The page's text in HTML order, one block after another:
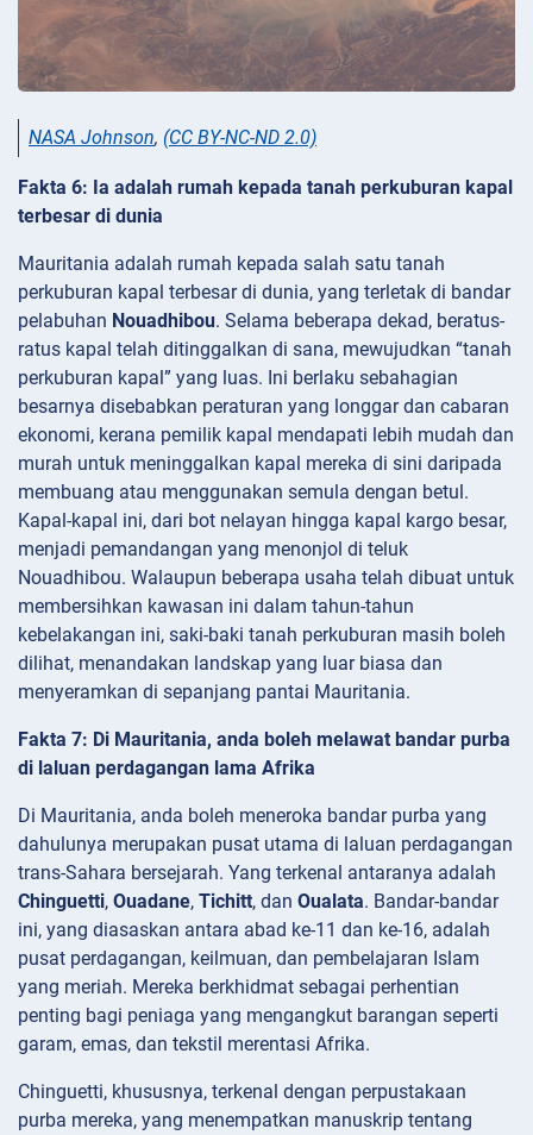
NASA Johnson, (CC BY-NC-ND 2.0)
Fakta 6: Ia adalah rumah kepada tanah perkuburan kapal
terbesar di dunia
Mauritania adalah rumah kepada salah satu tanah
perkuburan kapal terbesar di dunia, yang terletak di bandar
pelabuhan Nouadhibou. Selama beberapa dekad, beratus-
ratus kapal telah ditinggalkan di sana, mewujudkan “tanah
perkuburan kapal” yang luas. Ini berlaku sebahagian
besarnya disebabkan peraturan yang longgar dan cabaran
ekonomi, kerana pemilik kapal mendapati lebih mudah dan
murah untuk meninggalkan kapal mereka di sini daripada
membuang atau menggunakan semula dengan betul.
Kapal-kapal ini, dari bot nelayan hingga kapal kargo besar,
menjadi pemandangan yang menonjol di teluk
Nouadhibou. Walaupun beberapa usaha telah dibuat untuk
membersihkan kawasan ini dalam tahun-tahun
kebelakangan ini, saki-baki tanah perkuburan masih boleh
dilihat, menandakan landskap yang luar biasa dan
menyeramkan di sepanjang pantai Mauritania.
Fakta 7: Di Mauritania, anda boleh melawat bandar purba
di laluan perdagangan lama Afrika
Di Mauritania, anda boleh meneroka bandar purba yang
dahulunya merupakan pusat utama di laluan perdagangan
trans-Sahara bersejarah. Yang terkenal antaranya adalah
Chinguetti, Ouadane, Tichitt, dan Oualata. Bandar-bandar
ini, yang diasaskan antara abad ke-11 dan ke-16, adalah
pusat perdagangan, keilmuan, dan pembelajaran Islam
yang meriah. Mereka berkhidmat sebagai perhentian
penting bagi peniaga yang mengangkut barangan seperti
garam, emas, dan tekstil merentasi Afrika.
Chinguetti, khususnya, terkenal dengan perpustakaan
purba mereka, yang menempatkan manuskrip tentang